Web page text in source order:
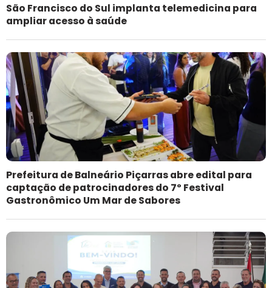
São Francisco do Sul implanta telemedicina para
ampliar acesso à saúde
Prefeitura de Balneário Piçarras abre edital para
captação de patrocinadores do 7º Festival
Gastronômico Um Mar de Sabores